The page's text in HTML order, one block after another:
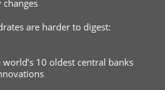
are harder to digest:
10 oldest central banks